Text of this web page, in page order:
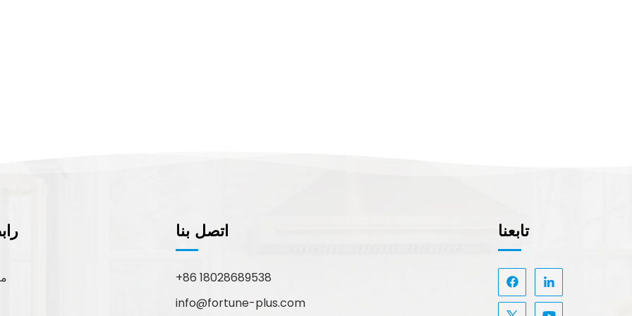
اتصل بنا
+86 18028689538
info@fortune-plus.com
تابعنا